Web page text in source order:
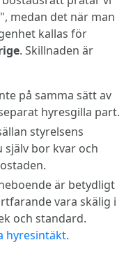
medan det när man
kallas för
. Skillnaden är
på samma sätt av
hyresgilla part.
styrelsens
själv bor kvar och
är betydligt
vara skälig i
och standard.
hyresintäkt.